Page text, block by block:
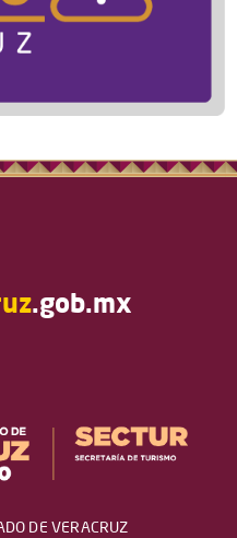
.gob.mx
DE VERACRUZ